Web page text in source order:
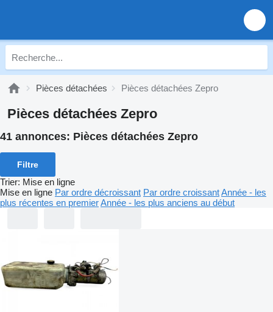
Pièces détachées Pièces détachées Zepro
Pièces détachées Zepro
41 annonces: Pièces détachées Zepro
Filtre
Trier: Mise en ligne
Mise en ligne Par ordre décroissant Par ordre croissantAnnée - les
plus récentes en premierAnnée - les plus anciens au début